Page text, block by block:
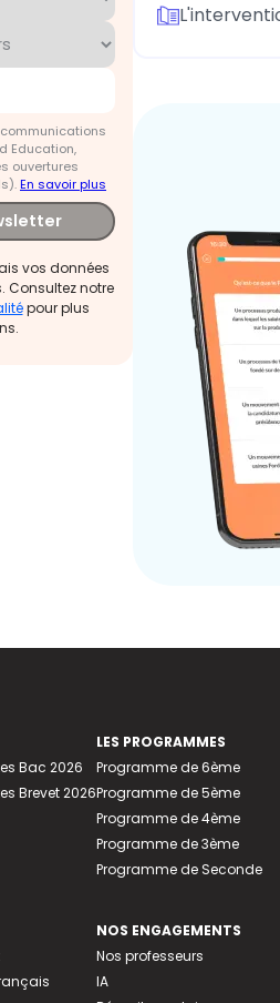
Education,
ouvertures
En savoir plus
vos données
Consultez notre
pour plus
Bac 2026
Brevet 2026
LES PROGRAMMES
Programme de 6ème
Programme de 5ème
Programme de 4ème
Programme de 3ème
Programme de Seconde
NOS ENGAGEMENTS
Nos professeurs
IA